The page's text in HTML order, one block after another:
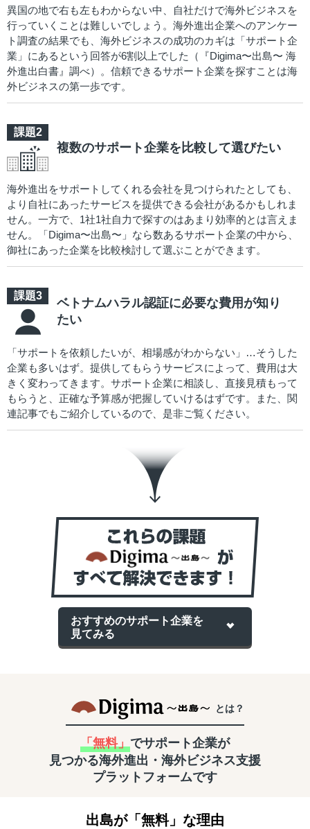
異国の地で右も左もわからない中、自社だけで海外ビジネスを
行っていくことは難しいでしょう。海外進出企業へのアンケー
ト調査の結果でも、海外ビジネスの成功のカギは「サポート企
業」にあるという回答が6割以上でした（『Digima〜出島〜 海
外進出白書』調べ）。信頼できるサポート企業を探すことは海
外ビジネスの第一歩です。
複数のサポート企業を比較して選びたい
海外進出をサポートしてくれる会社を見つけられたとしても、
より自社にあったサービスを提供できる会社があるかもしれま
せん。一方で、1社1社自力で探すのはあまり効率的とは言えま
せん。「Digima〜出島〜」なら数あるサポート企業の中から、
御社にあった企業を比較検討して選ぶことができます。
ベトナムハラル認証に必要な費用が知り
たい
「サポートを依頼したいが、相場感がわからない」…そうした
企業も多いはず。提供してもらうサービスによって、費用は大
きく変わってきます。サポート企業に相談し、直接見積もって
もらうと、正確な予算感が把握していけるはずです。また、関
連記事でもご紹介しているので、是非ご覧ください。
おすすめのサポート企業を
見てみる
とは？
「無料」 でサポート企業が
見つかる海外進出・海外ビジネス支援
プラットフォームです
出島が「無料」な理由